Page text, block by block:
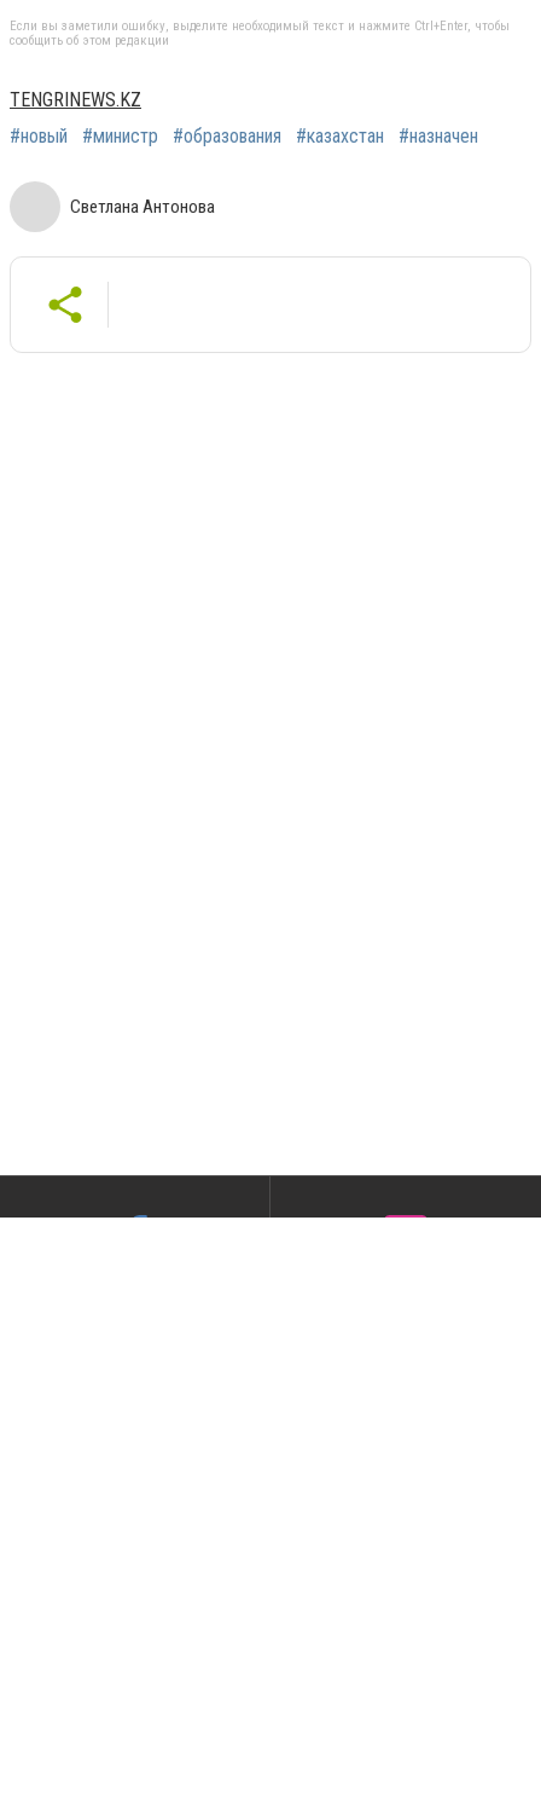
Если вы заметили ошибку, выделите необходимый текст и нажмите Ctrl+Enter, чтобы
сообщить об этом редакции
TENGRINEWS.KZ
#новый
#министр #образования #казахстан #назначен
Светлана Антонова